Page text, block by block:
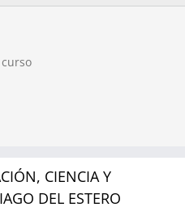
CIENCIA Y
DEL ESTERO